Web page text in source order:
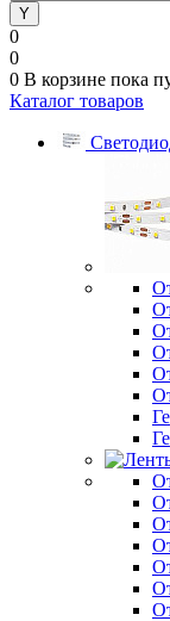
0
0
0 В корзине пока
Каталог товаров